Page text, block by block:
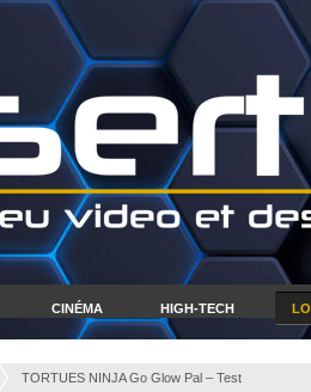
CINÉMA HIGH-TECH
TORTUES NINJA Go Glow Pal – Test